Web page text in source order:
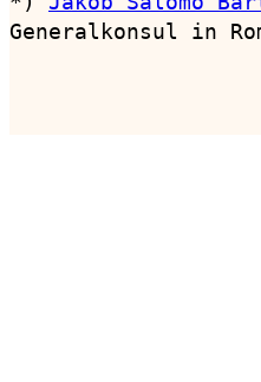
Generalkonsul in